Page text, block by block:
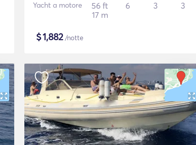
Yacht a motore
56 ft
17 m
6 3 3
$1,882/notte